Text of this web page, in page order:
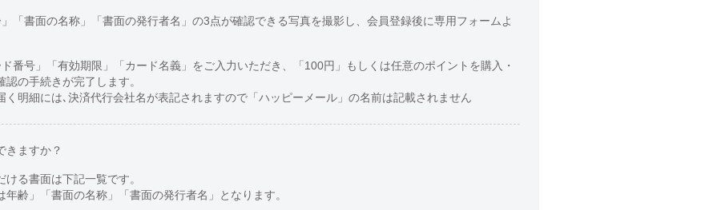
」「書面の名称」「書面の発行者名」の3点が確認できる写真を撮影し、会員登録後に専用フォームよ
番号」「有効期限」「カード名義」をご入力いただき、「100円」もしくは任意のポイントを購入・
の手続きが完了します。
明細には､決済代行会社名が表記されますので「ハッピーメール」の名前は記載されません
きますか？
る書面は下記一覧です。
齢」「書面の名称」「書面の発行者名」となります。